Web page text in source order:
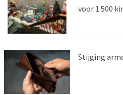
voor 1.500
Stijging